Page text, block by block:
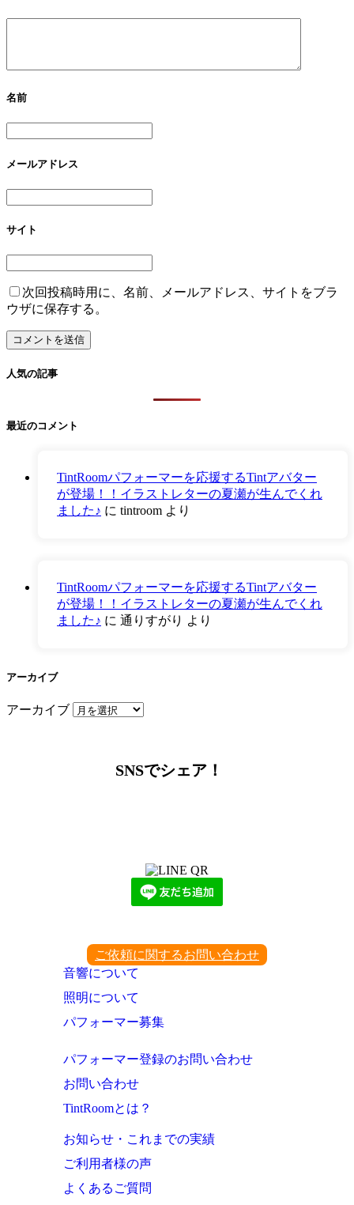
名前
メールアドレス
サイト
次回投稿時用に、名前、メールアドレス、サイトをブラ
ウザに保存する。
人気の記事
最近のコメント
TintRoomパフォーマーを応援するTintアバター
が登場！！イラストレターの夏瀬が生んでくれ
ました♪ に tintroom より
TintRoomパフォーマーを応援するTintアバター
が登場！！イラストレターの夏瀬が生んでくれ
ました♪ に 通りすがり より
アーカイブ
アーカイブ
SNSでシェア！
ご依頼に関するお問い合わせ
音響について
照明について
パフォーマー募集
パフォーマー登録のお問い合わせ
お問い合わせ
TintRoomとは？
お知らせ・これまでの実績
ご利用者様の声
よくあるご質問